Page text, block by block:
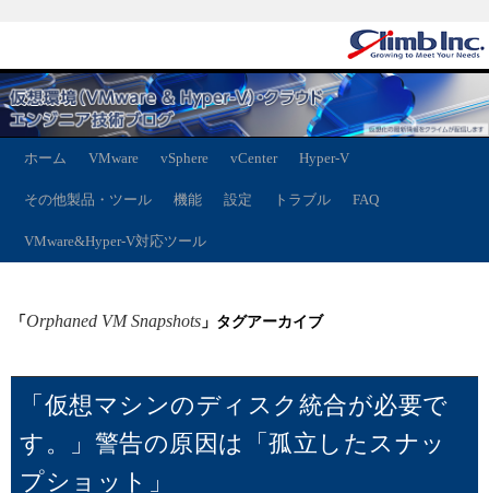
ホーム VMware vSphere vCenter Hyper-V
その他製品・ツール 機能 設定 トラブル FAQ
VMware&Hyper-V対応ツール
「Orphaned VM Snapshots 」タグアーカイブ
「仮想マシンのディスク統合が必要で
す。」警告の原因は「孤立したスナッ
プショット」